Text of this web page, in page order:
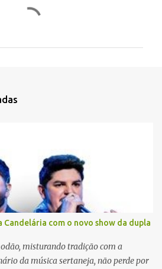
Candelária com o novo show da dupla
misturando tradição com a
da música sertaneja, não perde por